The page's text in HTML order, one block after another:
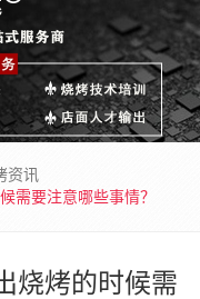
资讯
需要注意哪些事情？
烧烤的时候需